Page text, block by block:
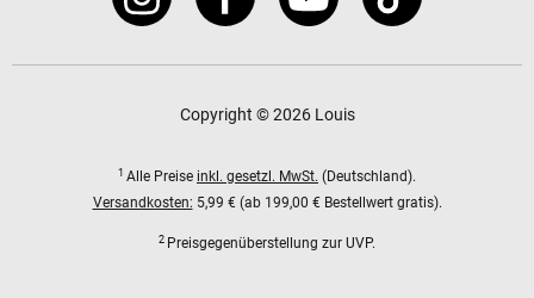
Copyright © 2026 Louis
1 Alle Preise inkl. gesetzl. MwSt. (Deutschland).
Versandkosten: 5,99 € (ab 199,00 € Bestellwert gratis).
2 Preisgegenüberstellung zur UVP.